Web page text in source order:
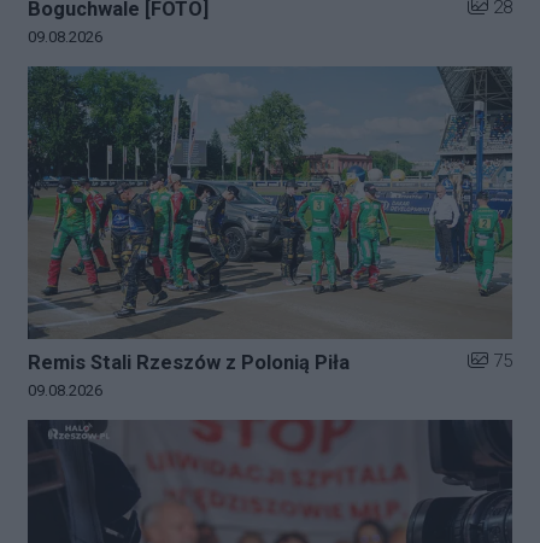
Boguchwale [FOTO] Liczba
28
Data dodania galerii:
09.08.2026
Remis Stali Rzeszów z Polonią Piła Liczba
75
Data dodania galerii:
09.08.2026